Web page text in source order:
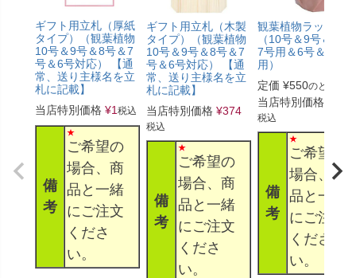
ギフト用立札（厚紙
タイプ）（観葉植物
10号＆9号＆8号＆7
号＆6号対応） 【通
常、送り主様名を立
札に記載】
当店特別価格 ¥1税込
備
考
ご希望の
場合、商
品と一緒
にご注文
くださ
い。
ギフト用立札（木製
タイプ）（観葉植物
10号＆9号＆8号＆7
号＆6号対応） 【通
常、送り主様名を立
札に記載】
当店特別価格 ¥374
税込
備
考
ご希望の
場合、商
品と一緒
にご注文
くださ
い。
観葉植物ラッピン
（10号＆9号＆8号
7号用＆6号＆5号
用）
定価 ¥550のところ
当店特別価格
税込
備
考
ご希望の
場合、商
品と一緒
にご注文
くださ
い。